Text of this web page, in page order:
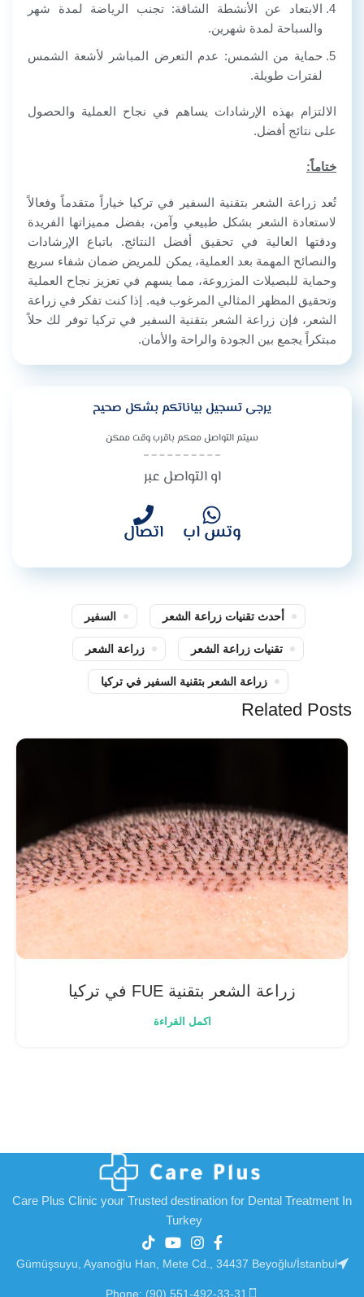
الابتعاد عن الأنشطة الشاقة: تجنب الرياضة لمدة شهر
والسباحة لمدة شهرين.
حماية من الشمس: عدم التعرض المباشر لأشعة الشمس
لفترات طويلة.
الالتزام بهذه الإرشادات يساهم في نجاح العملية والحصول
على نتائج أفضل.
ختاماً:
تُعد زراعة الشعر بتقنية السفير في تركيا خياراً متقدماً وفعالاً
لاستعادة الشعر بشكل طبيعي وآمن، بفضل مميزاتها الفريدة
ودقتها العالية في تحقيق أفضل النتائج. باتباع الإرشادات
والنصائح المهمة بعد العملية، يمكن للمريض ضمان شفاء سريع
وحماية للبصيلات المزروعة، مما يسهم في تعزيز نجاح العملية
وتحقيق المظهر المثالي المرغوب فيه. إذا كنت تفكر في زراعة
الشعر، فإن زراعة الشعر بتقنية السفير في تركيا توفر لك حلاً
مبتكراً يجمع بين الجودة والراحة والأمان.
يرجى تسجيل بياناتكم بشكل صحيح
سيتم التواصل معكم باقرب وقت ممكن
او التواصل عبر
وتس اب اتصال
أحدث تقنيات زراعة الشعر السفير
تقنيات زراعة الشعر زراعة الشعر
زراعة الشعر بتقنية السفير في تركيا
Related Posts
زراعة الشعر بتقنية FUE في تركيا
اكمل القراءة
Care Plus Clinic your Trusted destination for Dental Treatment In
Turkey
Gümüşsuyu, Ayanoğlu Han, Mete Cd., 34437 Beyoğlu/İstanbul
Phone: (90) 551-492-33-31